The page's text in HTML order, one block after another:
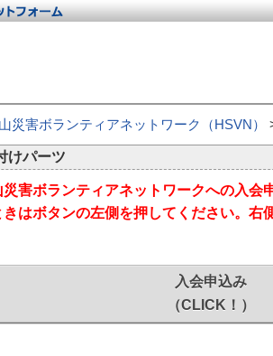
災害ボランティアネットワーク（HSVN）
けパーツ
害ボランティアネットワークへの入会
きはボタンの左側を押してください。
入会申込み
（CLICK！）